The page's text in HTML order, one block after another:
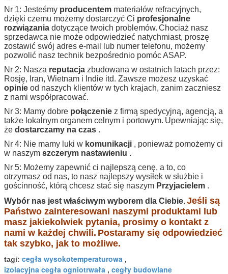
Nr 1: Jesteśmy producentem materiałów refracyjnych,
dzięki czemu możemy dostarczyć Ci profesjonalne
rozwiązania dotyczące twoich problemów. Chociaż nasz
sprzedawca nie może odpowiedzieć natychmiast, proszę
zostawić swój adres e-mail lub numer telefonu, możemy
pozwolić nasz technik bezpośrednio pomóc ASAP.
Nr 2: Nasza reputacja zbudowana w ostatnich latach przez:
Rosję, Iran, Wietnam i Indie itd. Zawsze możesz uzyskać
opinie od naszych klientów w tych krajach, zanim zaczniesz
z nami współpracować.
Nr 3: Mamy dobre połączenie z firmą spedycyjną, agencją, a
także lokalnym organem celnym i portowym. Upewniając się,
że dostarczamy na czas .
Nr 4: Nie mamy luki w komunikacji , ponieważ pomożemy ci
w naszym szczerym nastawieniu .
Nr 5: Możemy zapewnić ci najlepszą cenę, a to, co
otrzymasz od nas, to nasz najlepszy wysiłek w służbie i
gościnność, którą chcesz stać się naszym Przyjacielem .
Wybór nas jest właściwym wyborem dla Ciebie.Jeśli są
Państwo zainteresowani naszymi produktami lub
masz jakiekolwiek pytania, prosimy o kontakt z
nami w każdej chwili. Postaramy się odpowiedzieć
tak szybko, jak to możliwe.
tagi: cegła wysokotemperaturowa ,
izolacyjna cegła ogniotrwała , cegły budowlane